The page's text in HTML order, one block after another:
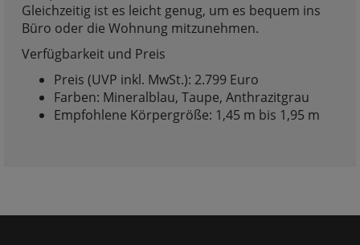
Gleichzeitig ist es leicht genug, um es bequem ins
Büro oder die Wohnung mitzunehmen.
Verfügbarkeit und Preis
Preis (UVP inkl. MwSt.): 2.799 Euro
Farben: Mineralblau, Taupe, Anthrazitgrau
Empfohlene Körpergröße: 1,45 m bis 1,95 m